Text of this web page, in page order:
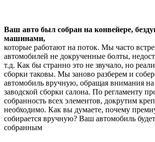
Ваш авто был собран на конвейере,
машинами,
которые работают на поток. Мы часто
автомобилей не докрученные болты,
т.д. Как бы странно это не звучало, но
сборки таковы. Мы заново разберем и
автомобиль вручную, обращая внимания
заводской сборки салона. По регламенту
собранность всех элементов, докрутим
необходимо. Как вы думаете, почему
собирается вручную? Ваш автомобиль
собранным